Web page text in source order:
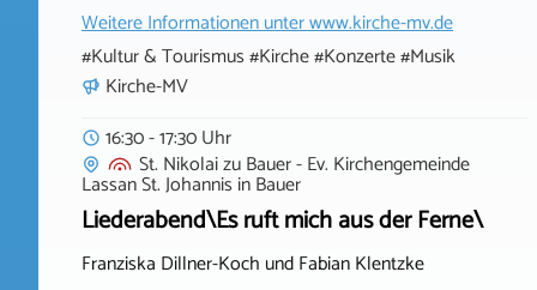
Weitere Informationen unterwww.kirche-mv.de
#Kultur & Tourismus #Kirche #Konzerte #Musik
Kirche-MV
16:30 - 17:30 Uhr
St. Nikolai zu Bauer - Ev. Kirchengemeinde
Lassan St. Johannis inBauer
Liederabend\Es ruft mich aus der Ferne\
Franziska Dillner-Koch und Fabian Klentzke